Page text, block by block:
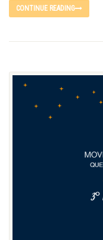
CONTINUE READING